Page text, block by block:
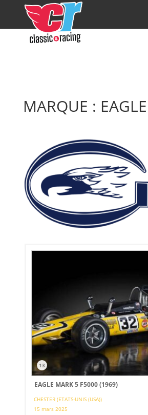
MARQUE : EAGLE
13
EAGLE MARK 5 F5000 (1969)
CHESTER (ETATS-UNIS (USA))
15 mars 2025